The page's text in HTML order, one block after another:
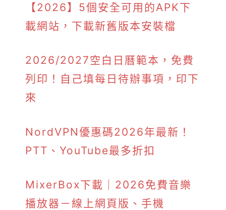
【2026】5個安全可用的APK下
載網站，下載新舊版本安裝檔
2026/2027空白日曆範本，免費
列印！自己填每日待辦事項，印下
來
NordVPN優惠碼2026年最新！
PTT、YouTube最多折扣
MixerBox下載｜2026免費音樂
播放器－線上網頁版、手機